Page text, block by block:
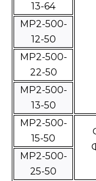
13-64
МР2-500-
12-50
МР2-500-
22-50
МР2-500-
13-50
МР2-500-
15-50
МР2-500-
25-50